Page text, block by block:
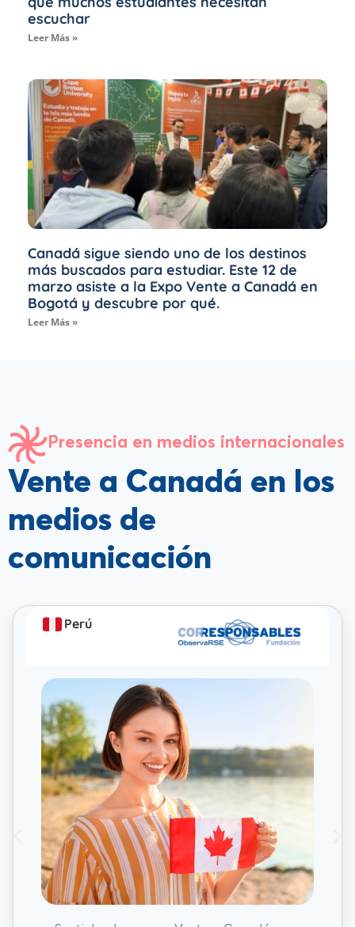
escuchar
Leer Más »
Canadá sigue siendo uno de los destinos
más buscados para estudiar. Este 12 de
marzo asiste a la Expo Vente a Canadá en
Bogotá y descubre por qué.
Leer Más »
Presencia en medios internacionales
Vente a Canadá en los
medios de
comunicación
Perú